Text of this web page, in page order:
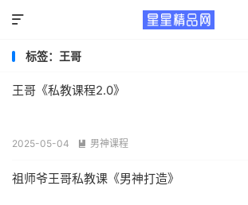

标签：王哥
王哥《私教课程2.0》
2025-05-04  男神课程
祖师爷王哥私教课《男神打造》